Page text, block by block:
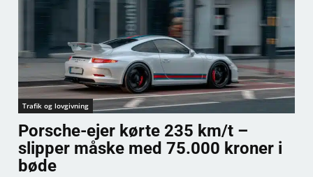
Trafik og lovgivning
Porsche-ejer kørte 235 km/t –
slipper måske med 75.000 kroner i
bøde